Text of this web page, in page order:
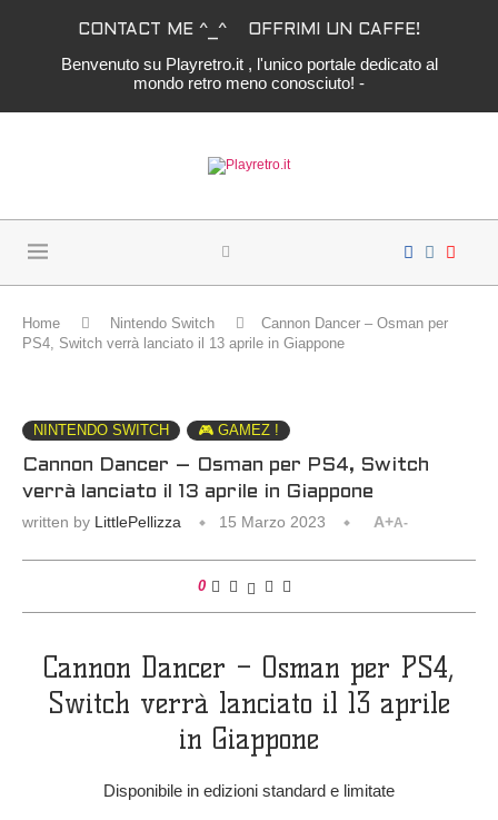
CONTACT ME ^_^ OFFRIMI UN CAFFE!
Benvenuto su Playretro.it , l'unico portale dedicato al
mondo retro meno conosciuto! -
Home Nintendo Switch
Cannon Dancer – Osman per
PS4, Switch verrà lanciato il 13 aprile in Giappone
NINTENDO SWITCH 🎮 GAMEZ !
Cannon Dancer – Osman per PS4, Switch
verrà lanciato il 13 aprile in Giappone
written by LittlePellizza 15 Marzo 2023 A+A-
0
Cannon Dancer – Osman per PS4,
Switch verrà lanciato il 13 aprile
in Giappone
Disponibile in edizioni standard e limitate